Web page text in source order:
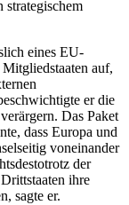
strategischem
eines EU-
auf,
er die
Das Paket
dass Europa und
voneinander
der
ihre
sagte er.